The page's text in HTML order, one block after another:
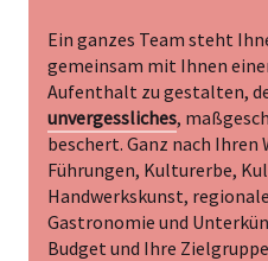
Ein ganzes Team steht
gemeinsam mit Ihnen
Aufenthalt zu gestalten,
unvergessliches,
beschert. Ganz nach
Führungen, Kulturerbe,
Handwerkskunst,
Gastronomie und
Budget und Ihre